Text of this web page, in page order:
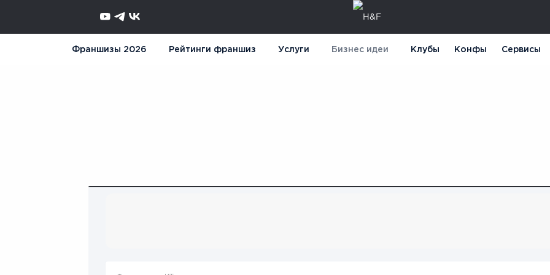
Франшизы 2026 Рейтинги франшиз Услуги Бизнес идеи Клубы Конфы Сервисы